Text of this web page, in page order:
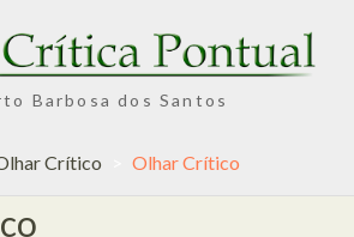
Barbosa dos Santos
Crítico Olhar Crítico